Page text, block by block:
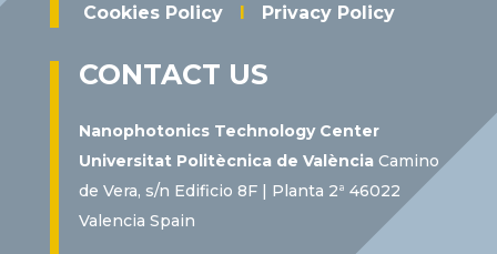
Cookies Policy I Privacy Policy
CONTACT US
Nanophotonics Technology Center
Universitat Politècnica de ValènciaCamino
de Vera, s/n Edificio 8F | Planta 2ª 46022
Valencia Spain